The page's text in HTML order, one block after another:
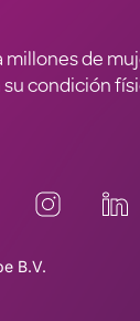
millones de
condición
B.V.